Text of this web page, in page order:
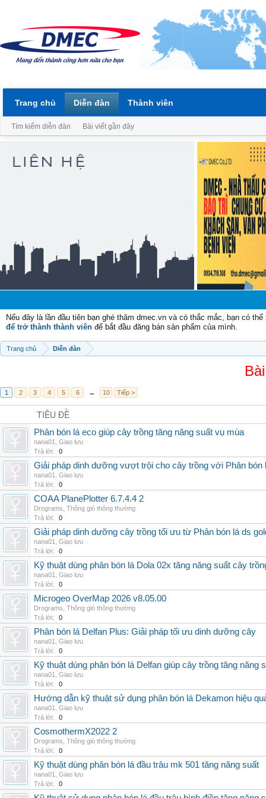
Nếu đây là lần đầu tiên bạn ghé thăm dmec.vn và có thắc mắc, bạn có
để trở thành thành viên để bắt đầu đăng bán sản phẩm của mình.
Trang chủ Diễn đàn
1 2 3 4 5 6 → 10 Tiếp >
TIÊU ĐỀ
Phân bón lá eco giúp cây trồng tăng năng suất vụ mùa
nana01
Giao lưu
Trả lời:
0
Giải pháp dinh dưỡng vượt trội cho cây trồng với Phân bón
nana01
Giao lưu
Trả lời:
0
COAA PlanePlotter 6.7.4.4 2
Drograms Thông gió thông thường
Trả lời:
0
Giải pháp dinh dưỡng cây trồng tối ưu từ Phân bón lá ds
nana01
Giao lưu
Trả lời:
0
Kỹ thuật dùng phân bón lá Dola 02x tăng năng suất cây
nana01
Giao lưu
Trả lời:
0
Microgeo OverMap 2026 v8.05.00
Drograms Thông gió thông thường
Trả lời:
0
Phân bón lá Delfan Plus: Giải pháp tối ưu dinh dưỡng cây
nana01
Giao lưu
Trả lời:
0
Kỹ thuật dùng phân bón lá Delfan giúp cây trồng tăng năng
nana01
Giao lưu
Trả lời:
0
Hướng dẫn kỹ thuật sử dụng phân bón lá Dekamon hiệu
nana01
Giao lưu
Trả lời:
0
CosmothermX2022 2
Drograms Thông gió thông thường
Trả lời:
0
Kỹ thuật dùng phân bón lá đầu trâu mk 501 tăng năng suất
nana01
Giao lưu
Trả lời:
0
Trang chủ Diễn đàn
Tìm kiếm diễn đàn Bài viết gần đây
Thành viên